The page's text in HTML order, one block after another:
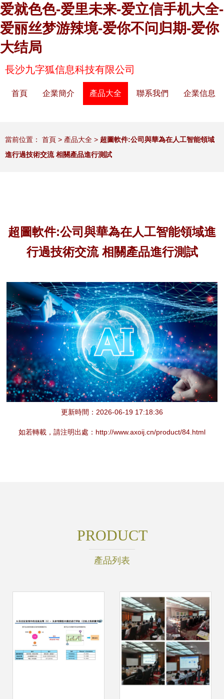
爱就色色-爱里未来-爱立信手机大全-
爱丽丝梦游辣境-爱你不问归期-爱你
大结局
長沙九字狐信息科技有限公司
首頁 企業簡介 產品大全 聯系我們 企業信息
當前位置： 首頁 > 產品大全 > 超圖軟件:公司與華為在人工智能領域
進行過技術交流 相關產品進行測試
超圖軟件:公司與華為在人工智能領域進
行過技術交流 相關產品進行測試
更新時間：2026-06-19 17:18:36
如若轉載，請注明出處：http://www.axoij.cn/product/84.html
PRODUCT
產品列表